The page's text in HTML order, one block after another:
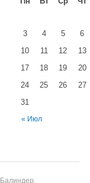
« Июл
3 4 5
6
10
11 12
13
17
18 19
20
24
25 26
27
31